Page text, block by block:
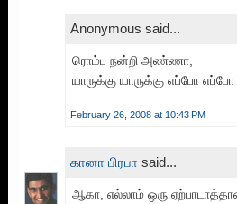
Anonymous said...
ரொம்ப நன்றி அண்ணா,
யாருக்கு யாருக்கு எப்போ
February 26, 2008 at 10:43 PM
கானா பிரபா said...
ஆகா, எல்லாம் ஒரு